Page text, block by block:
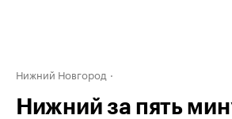
Нижний Новгород
Нижний за пять